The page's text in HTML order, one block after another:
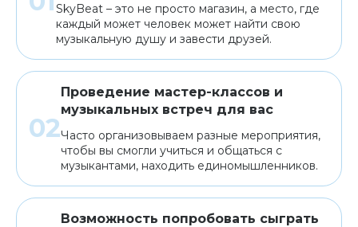
SkyBeat – это не просто магазин, а место, где
каждый может человек может найти свою
музыкальную душу и завести друзей.
Проведение мастер-классов и
музыкальных встреч для вас
Часто организовываем разные мероприятия,
чтобы вы смогли учиться и общаться с
музыкантами, находить единомышленников.
Возможность попробовать сыграть